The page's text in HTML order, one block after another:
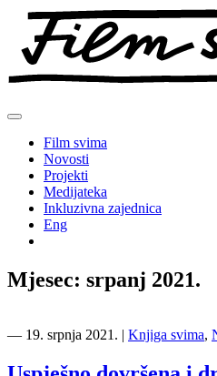
Preskoči
sadržaj
Film svima
Novosti
Projekti
Medijateka
Inkluzivna zajednica
Eng
Mjesec: srpanj 2021.
― 19. srpnja 2021. | Knjiga svima,